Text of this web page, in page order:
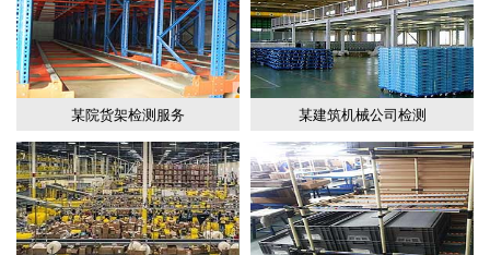
某院货架检测服务 某建筑机械公司检测